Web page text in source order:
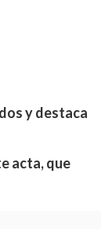
y destaca
acta, que